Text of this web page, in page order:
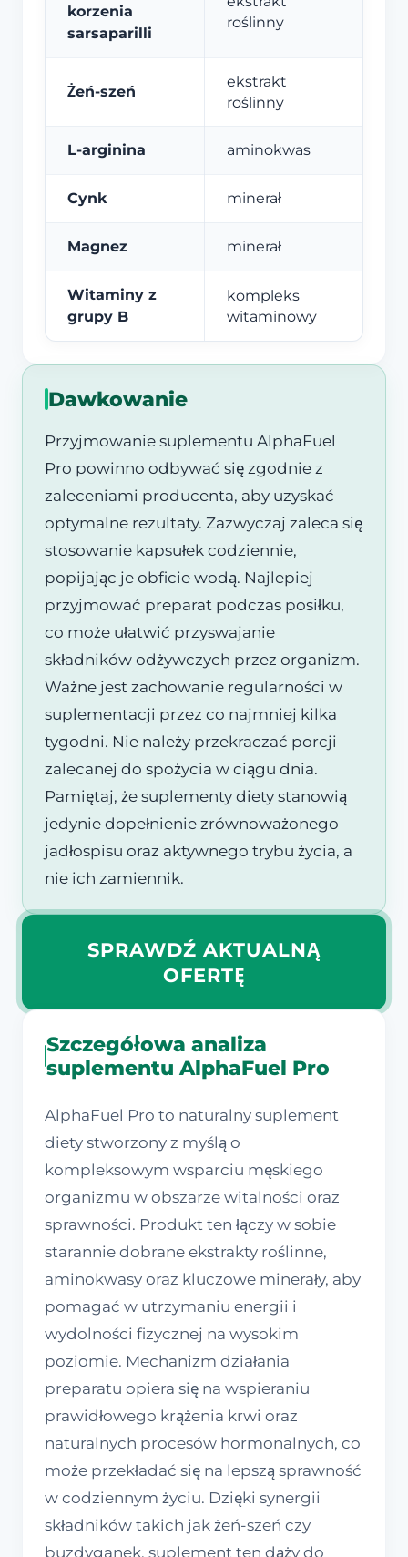
korzenia
sarsaparilli
roślinny
Żeń-szeń
ekstrakt
roślinny
L-arginina aminokwas
Cynk minerał
Magnez minerał
Witaminy z
grupy B
kompleks
witaminowy
Dawkowanie
Przyjmowanie suplementu AlphaFuel
Pro powinno odbywać się zgodnie z
zaleceniami producenta, aby uzyskać
optymalne rezultaty. Zazwyczaj zaleca się
stosowanie kapsułek codziennie,
popijając je obficie wodą. Najlepiej
przyjmować preparat podczas posiłku,
co może ułatwić przyswajanie
składników odżywczych przez organizm.
Ważne jest zachowanie regularności w
suplementacji przez co najmniej kilka
tygodni. Nie należy przekraczać porcji
zalecanej do spożycia w ciągu dnia.
Pamiętaj, że suplementy diety stanowią
jedynie dopełnienie zrównoważonego
jadłospisu oraz aktywnego trybu życia, a
nie ich zamiennik.
SPRAWDŹ AKTUALNĄ
OFERTĘ
Szczegółowa analiza
suplementu AlphaFuel Pro
AlphaFuel Pro to naturalny suplement
diety stworzony z myślą o
kompleksowym wsparciu męskiego
organizmu w obszarze witalności oraz
sprawności. Produkt ten łączy w sobie
starannie dobrane ekstrakty roślinne,
aminokwasy oraz kluczowe minerały, aby
pomagać w utrzymaniu energii i
wydolności fizycznej na wysokim
poziomie. Mechanizm działania
preparatu opiera się na wspieraniu
prawidłowego krążenia krwi oraz
naturalnych procesów hormonalnych, co
może przekładać się na lepszą sprawność
w codziennym życiu. Dzięki synergii
składników takich jak żeń-szeń czy
buzdyganek, suplement ten dąży do